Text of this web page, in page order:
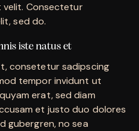
Consectetur
sed do.
iste natus et
consetetur sadipscing
tempor invidunt ut
erat, sed diam
et justo duo dolores
gubergren, no sea